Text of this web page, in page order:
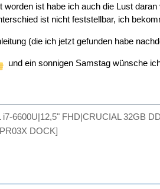
ist habe ich auch die Lust
ist nicht feststellbar, ich
(die ich jetzt gefunden habe
und ein sonnigen Samstag wünsche
i7-6600U|12,5" FHD|CRUCIAL 32GB
DOCK]